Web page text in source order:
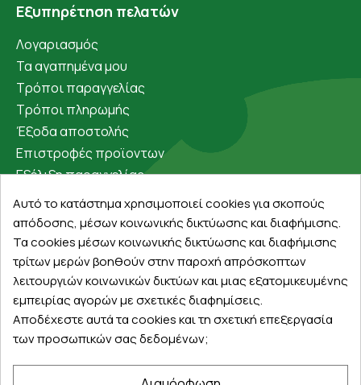
Εξυπηρέτηση πελατών
Λογαριασμός
Τα αγαπημένα μου
Τρόποι παραγγελίας
Τρόποι πληρωμής
Έξοδα αποστολής
Επιστροφές προϊοντων
Εξέλιξη παραγγελίας
Πληροφορίες
Επικοινωνία
Σχετικά με εμάς
Πολιτική απορρήτου
Όροι χρήσης
Cookies
Άρθρα
Αυτό το κατάστημα χρησιμοποιεί cookies για σκοπούς
απόδοσης, μέσων κοινωνικής δικτύωσης και διαφήμισης.
Τα cookies μέσων κοινωνικής δικτύωσης και διαφήμισης
τρίτων μερών βοηθούν στην παροχή απρόσκοπτων
λειτουργιών κοινωνικών δικτύων και μιας εξατομικευμένης
εμπειρίας αγορών με σχετικές διαφημίσεις.
Αποδέχεστε αυτά τα cookies και τη σχετική επεξεργασία
των προσωπικών σας δεδομένων;